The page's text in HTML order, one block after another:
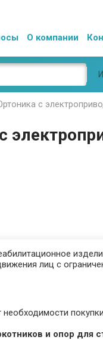
О компании
с
лиц с
и опор для